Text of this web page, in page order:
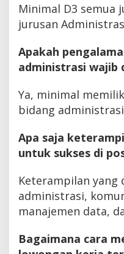
Minimal D3 semua
jurusan
Apakah
administrasi wajib
Ya, minimal
bidang
Apa saja
untuk sukses di
Keterampilan
administrasi,
manajemen data,
Bagaimana cara